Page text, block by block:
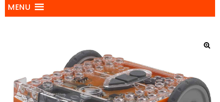
MENU